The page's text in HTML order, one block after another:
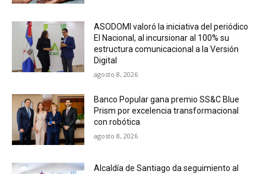
ASODOMI valoró la iniciativa del periódico
El Nacional, al incursionar al 100% su
estructura comunicacional a la Versión
Digital
agosto 8, 2026
Banco Popular gana premio SS&C Blue
Prism por excelencia transformacional
con robótica
agosto 8, 2026
Alcaldía de Santiago da seguimiento al